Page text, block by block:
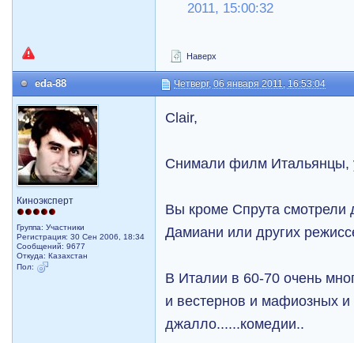
2011, 15:00:32
Наверх
eda-88 Четверг, 06 января 2011, 16:53:04
Киноэксперт
Группа: Участники
Регистрация: 30 Сен 2006, 18:34
Сообщений: 9677
Откуда: Казахстан
Пол:
Clair,
Снимали филм Итальянцы,
Вы кроме Спрута смотрели
Дамиани или других
В Италии в 60-70 очень
и вестернов и мафиозных и
джалло......комедии..